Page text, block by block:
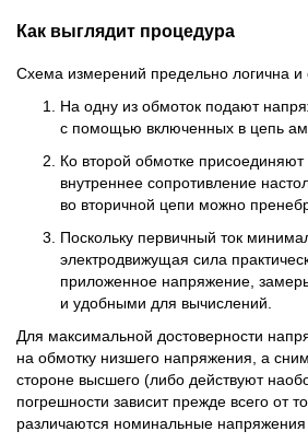
Как выглядит процедура
Схема измерений предельно логична и
На одну из обмоток подают
с помощью включенных в цепь
Ко второй обмотке присоединяют
внутреннее сопротивление
во вторичной цепи можно
Поскольку первичный ток
электродвижущая сила
приложенное напряжение,
и удобными для вычислений.
Для максимальной достоверности
на обмотку низшего напряжения, а
стороне высшего (либо действуют
погрешности зависит прежде всего от
различаются номинальные напряжения